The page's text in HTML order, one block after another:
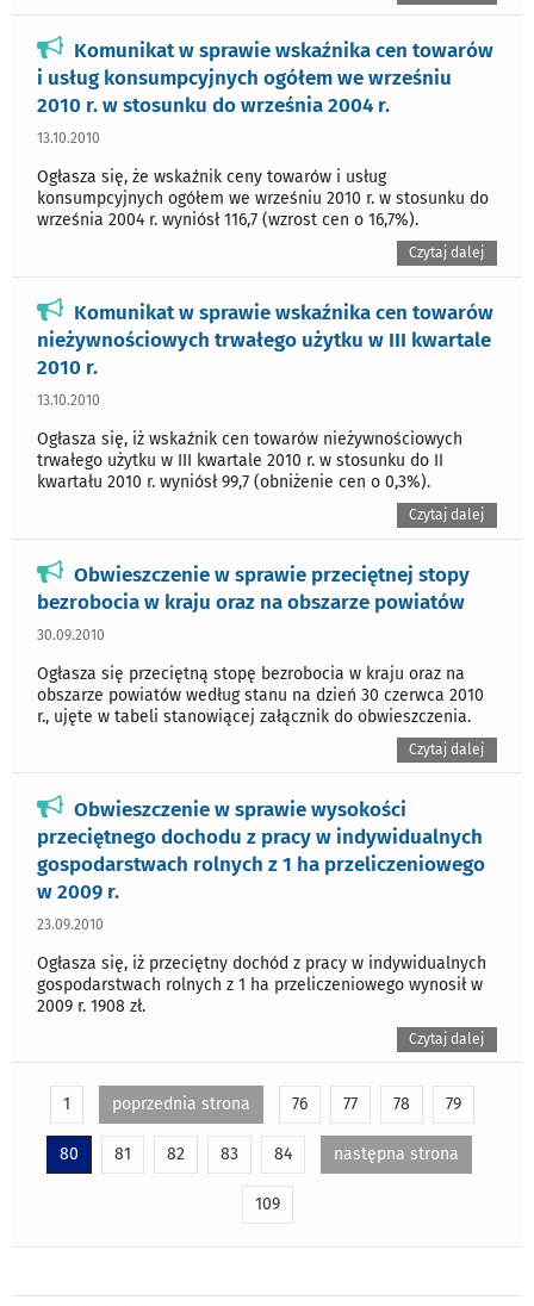
Komunikat w sprawie wskaźnika cen towarów
i usług konsumpcyjnych ogółem we wrześniu
2010 r. w stosunku do września 2004 r.
13.10.2010
Ogłasza się, że wskaźnik ceny towarów i usług
konsumpcyjnych ogółem we wrześniu 2010 r. w stosunku do
września 2004 r. wyniósł 116,7 (wzrost cen o 16,7%).
Czytaj dalej
Komunikat w sprawie wskaźnika cen towarów
nieżywnościowych trwałego użytku w III kwartale
2010 r.
13.10.2010
Ogłasza się, iż wskaźnik cen towarów nieżywnościowych
trwałego użytku w III kwartale 2010 r. w stosunku do II
kwartału 2010 r. wyniósł 99,7 (obniżenie cen o 0,3%).
Czytaj dalej
Obwieszczenie w sprawie przeciętnej stopy
bezrobocia w kraju oraz na obszarze powiatów
30.09.2010
Ogłasza się przeciętną stopę bezrobocia w kraju oraz na
obszarze powiatów według stanu na dzień 30 czerwca 2010
r., ujęte w tabeli stanowiącej załącznik do obwieszczenia.
Czytaj dalej
Obwieszczenie w sprawie wysokości
przeciętnego dochodu z pracy w indywidualnych
gospodarstwach rolnych z 1 ha przeliczeniowego
w 2009 r.
23.09.2010
Ogłasza się, iż przeciętny dochód z pracy w indywidualnych
gospodarstwach rolnych z 1 ha przeliczeniowego wynosił w
2009 r. 1908 zł.
Czytaj dalej
1 poprzednia strona 76 77 78 79
80 81 82 83 84 następna strona
109